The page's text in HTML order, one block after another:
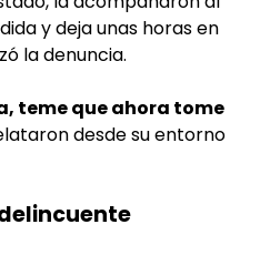
y deja unas horas en
la denuncia.
teme que ahora tome
desde su entorno